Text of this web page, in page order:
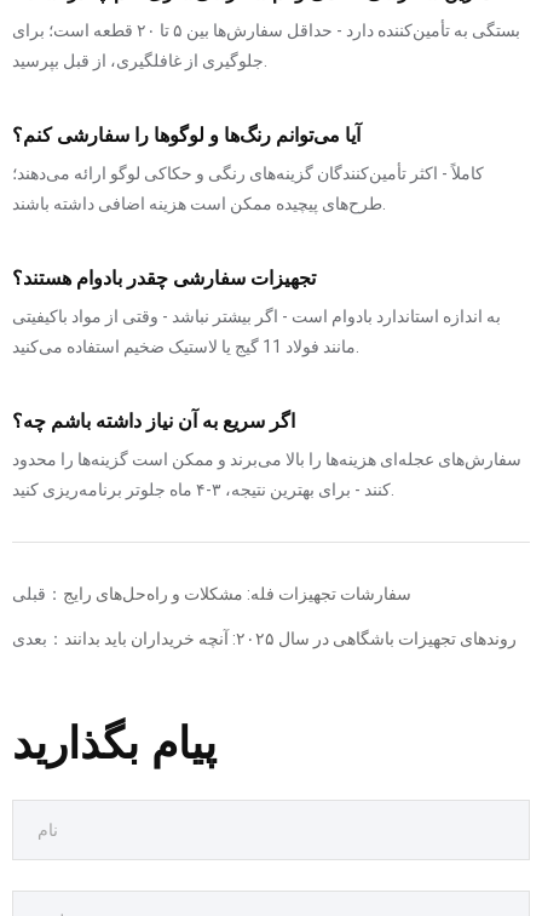
بستگی به تأمین‌کننده دارد - حداقل سفارش‌ها بین ۵ تا ۲۰ قطعه است؛ برای
آیا می‌توانم رنگ‌ها و لوگوها را سفارشی کنم؟
کاملاً - اکثر تأمین‌کنندگان گزینه‌های رنگی و حکاکی لوگو ارائه می‌دهند؛
تجهیزات سفارشی چقدر بادوام هستند؟
به اندازه استاندارد بادوام است - اگر بیشتر نباشد - وقتی از مواد باکیفیتی
اگر سریع به آن نیاز داشته باشم چه؟
سفارش‌های عجله‌ای هزینه‌ها را بالا می‌برند و ممکن است گزینه‌ها را محدود
قبلی： سفارشات تجهیزات فله: مشکلات و راه‌حل‌های رایج
بعدی： روندهای تجهیزات باشگاهی در سال ۲۰۲۵: آنچه خریداران باید بدانند
پیام بگذارید